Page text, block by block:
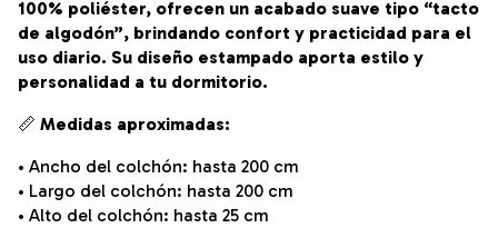
100% poliéster, ofrecen un acabado suave tipo “tacto
de algodón”, brindando confort y practicidad para el
uso diario. Su diseño estampado aporta estilo y
personalidad a tu dormitorio.
📏 Medidas aproximadas:
• Ancho del colchón: hasta 200 cm
• Largo del colchón: hasta 200 cm
• Alto del colchón: hasta 25 cm